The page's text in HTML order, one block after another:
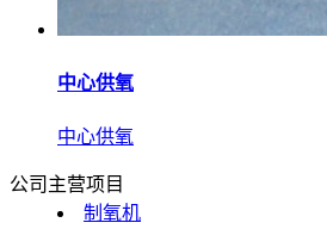
中心供氧
中心供氧
公司主营项目
制氧机